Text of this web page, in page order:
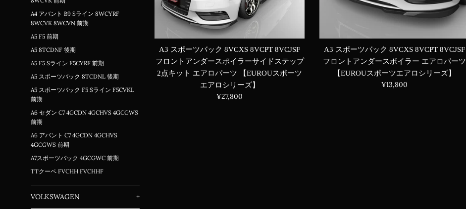
A4 アバント B9 Sライン 8WCYRF
8WCVK 8WCVN 前期
A5 F5 前期
A5 8TCDNF 後期
A5 F5 Sライン F5CYRF 前期
A5 スポーツバック 8TCDNL 後期
A5 スポーツバック F5 Sライン F5CVKL
前期
A6 セダン C7 4GCDN 4GCHVS 4GCGWS
前期
A6 アバント C7 4GCDN 4GCHVS
4GCGWS 前期
A7スポーツバック 4GCGWC 前期
TTクーペ FVCHH FVCHHF
VOLKSWAGEN +
A3 スポーツバック 8VCXS 8VCPT 8VCJSF
フロントアンダースポイラーサイドステップ
2点キット エアロパーツ 【EUROUスポーツ
エアロシリーズ】
通
¥27,800
A3 スポーツバック 8VCXS 8VCPT 8VCJSF
フロントアンダースポイラー エアロパーツ
【EUROUスポーツエアロシリーズ】
通
¥13,800